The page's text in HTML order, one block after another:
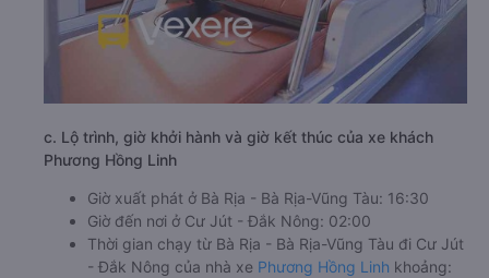
c. Lộ trình, giờ khởi hành và giờ kết thúc của xe khách
Phương Hồng Linh
Giờ xuất phát ở Bà Rịa - Bà Rịa-Vũng Tàu: 16:30
Giờ đến nơi ở Cư Jút - Đắk Nông: 02:00
Thời gian chạy từ Bà Rịa - Bà Rịa-Vũng Tàu đi Cư Jút
- Đắk Nông của nhà xe Phương Hồng Linh khoảng: